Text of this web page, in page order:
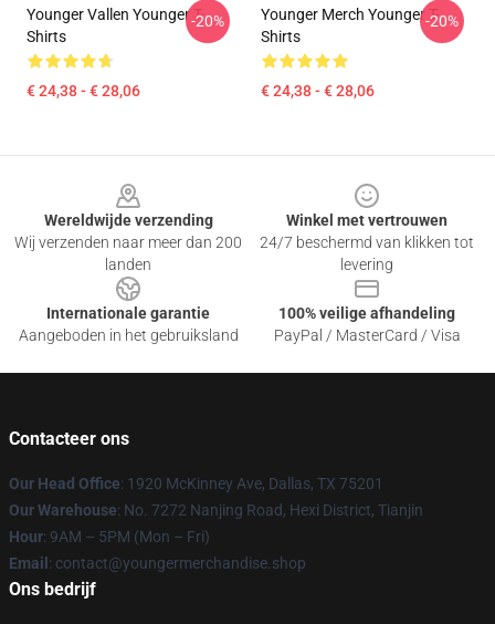
Younger Vallen Younger T-
Shirts
€ 24,38 - € 28,06
-20%
Younger Merch Younger T-
Shirts
€ 24,38 - € 28,06
-20%
Wereldwijde verzending
Wij verzenden naar meer dan 200
landen
Winkel met vertrouwen
24/7 beschermd van klikken tot
levering
Internationale garantie
Aangeboden in het gebruiksland
100% veilige afhandeling
PayPal / MasterCard / Visa
Contacteer ons
Our Head Office: 1920 McKinney Ave, Dallas, TX 75201
Our Warehouse: No. 7272 Nanjing Road, Hexi District, Tianjin
Hour: 9AM – 5PM (Mon – Fri)
Email : contact@youngermerchandise.shop
Ons bedrijf